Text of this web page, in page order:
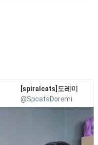
[spiralcats]도레미
@SpcatsDoremi